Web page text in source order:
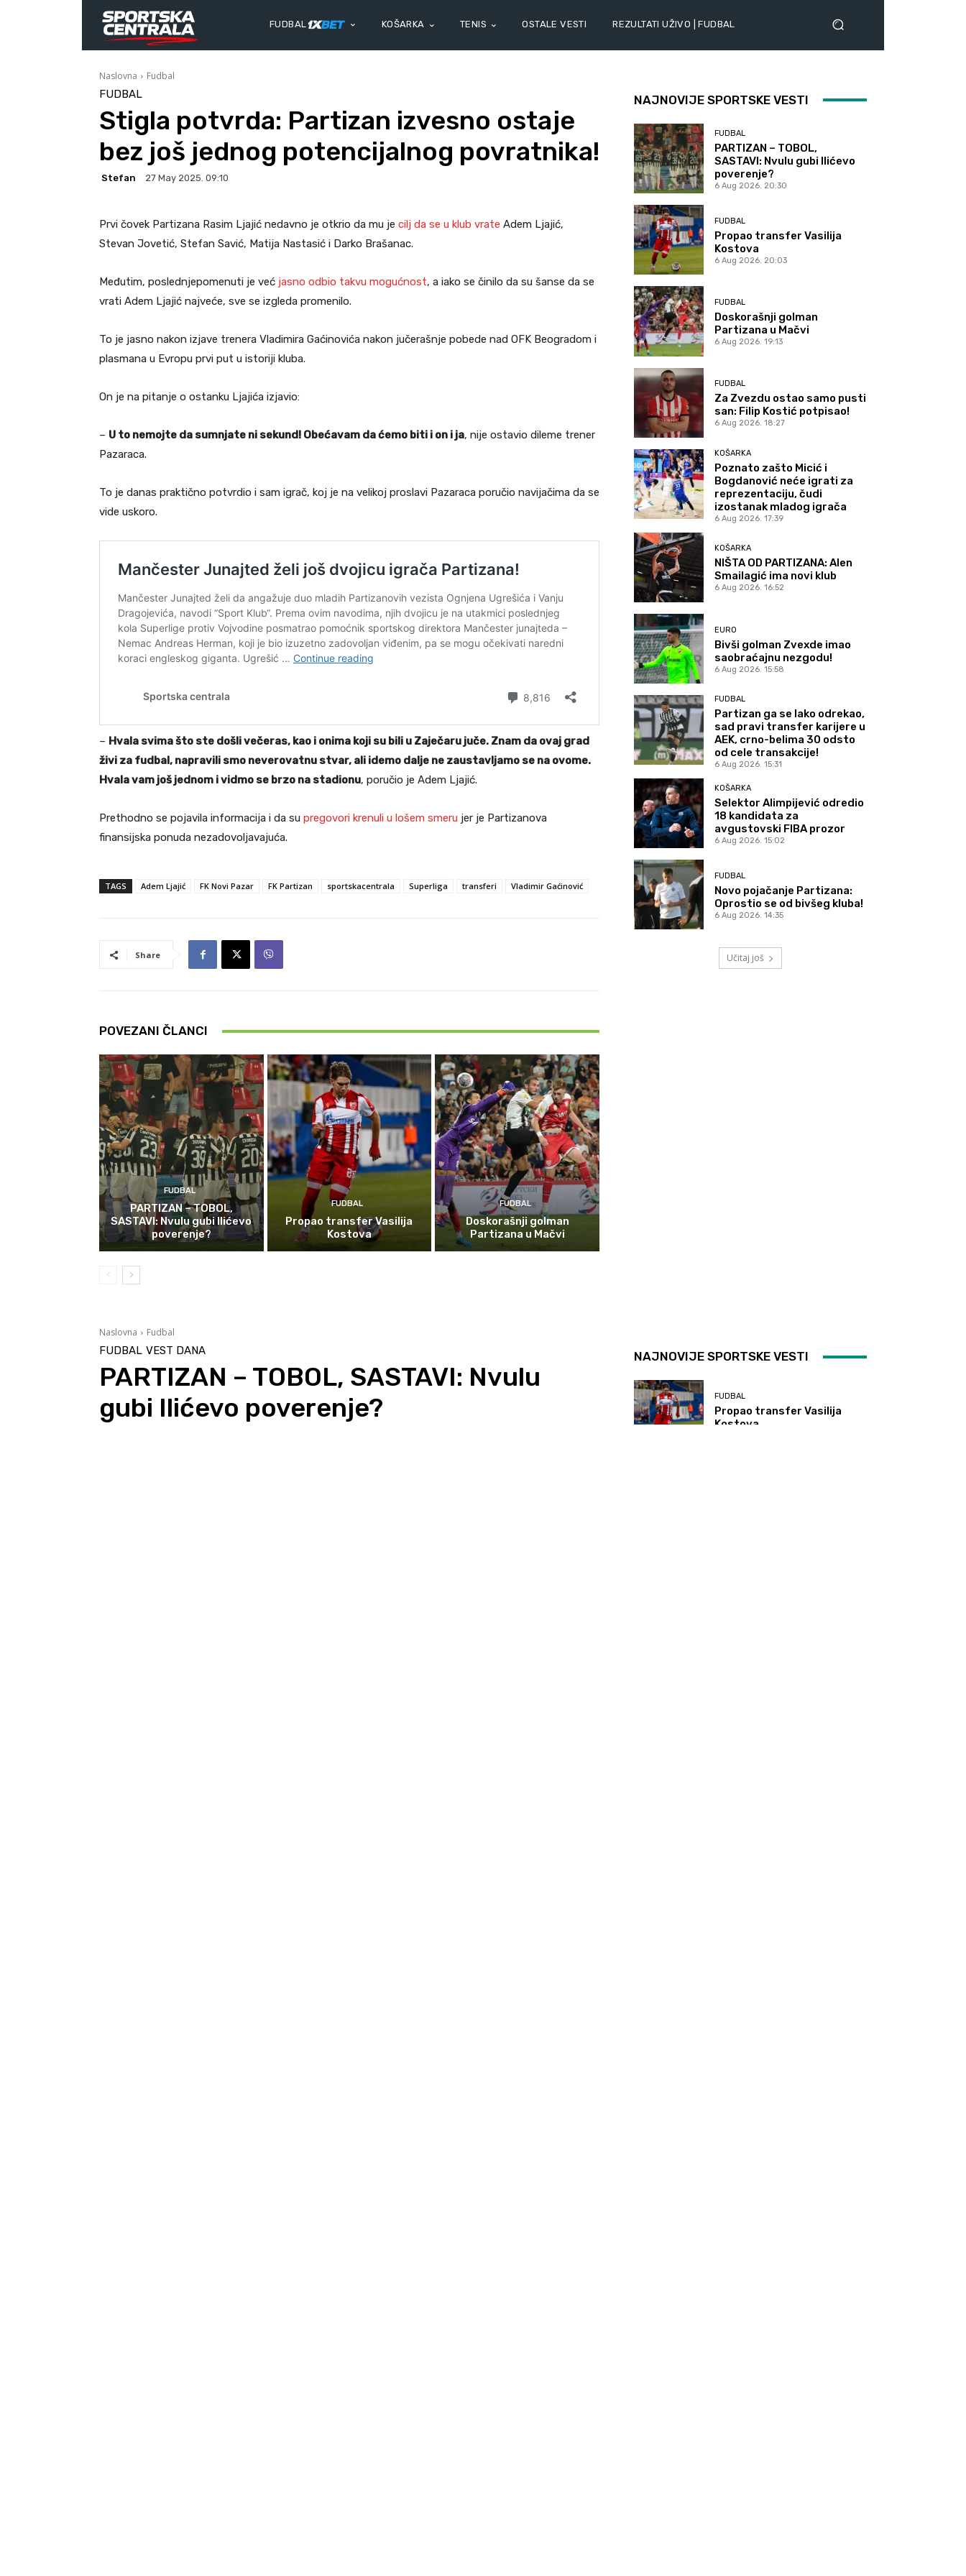
FUDBAL KOŠARKA TENIS OSTALE VESTI REZULTATI UŽIVO | FUDBAL
Naslovna Fudbal
FUDBAL
Stigla potvrda: Partizan izvesno ostaje
bez još jednog potencijalnog povratnika!
Stefan 27 May 2025. 09:10
Prvi čovek Partizana Rasim Ljajić nedavno je otkrio da mu je cilj da se u klub vrate Adem Ljajić,
Stevan Jovetić, Stefan Savić, Matija Nastasić i Darko Brašanac.
Međutim, poslednjepomenuti je već jasno odbio takvu mogućnost, a iako se činilo da su šanse da se
vrati Adem Ljajić najveće, sve se izgleda promenilo.
To je jasno nakon izjave trenera Vladimira Gaćinovića nakon jučerašnje pobede nad OFK Beogradom i
plasmana u Evropu prvi put u istoriji kluba.
On je na pitanje o ostanku Ljajića izjavio:
– U to nemojte da sumnjate ni sekund! Obećavam da ćemo biti i on i ja, nije ostavio dileme trener
Pazaraca.
To je danas praktično potvrdio i sam igrač, koj je na velikoj proslavi Pazaraca poručio navijačima da se
vide uskoro.
– Hvala svima što ste došli večeras, kao i onima koji su bili u Zaječaru juče. Znam da ovaj grad
živi za fudbal, napravili smo neverovatnu stvar, ali idemo dalje ne zaustavljamo se na ovome.
Hvala vam još jednom i vidmo se brzo na stadionu, poručio je Adem Ljajić.
Prethodno se pojavila informacija i da su pregovori krenuli u lošem smeru jer je Partizanova
finansijska ponuda nezadovoljavajuća.
TAGS Adem Ljajić FK Novi Pazar FK Partizan sportskacentrala Superliga transferi Vladimir Gaćinović
Share
POVEZANI ČLANCI
FUDBAL
PARTIZAN – TOBOL,
SASTAVI: Nvulu gubi Ilićevo
poverenje?
FUDBAL
Propao transfer Vasilija
Kostova
FUDBAL
Doskorašnji golman
Partizana u Mačvi
NAJNOVIJE SPORTSKE VESTI
FUDBAL
PARTIZAN – TOBOL,
SASTAVI: Nvulu gubi Ilićevo
poverenje?
6 Aug 2026. 20:30
FUDBAL
Propao transfer Vasilija
Kostova
6 Aug 2026. 20:03
FUDBAL
Doskorašnji golman
Partizana u Mačvi
6 Aug 2026. 19:13
FUDBAL
Za Zvezdu ostao samo pusti
san: Filip Kostić potpisao!
6 Aug 2026. 18:27
KOŠARKA
Poznato zašto Micić i
Bogdanović neće igrati za
reprezentaciju, čudi
izostanak mladog igrača
6 Aug 2026. 17:39
KOŠARKA
NIŠTA OD PARTIZANA: Alen
Smailagić ima novi klub
6 Aug 2026. 16:52
EURO
Bivši golman Zvexde imao
saobraćajnu nezgodu!
6 Aug 2026. 15:58
FUDBAL
Partizan ga se lako odrekao,
sad pravi transfer karijere u
AEK, crno-belima 30 odsto
od cele transakcije!
6 Aug 2026. 15:31
KOŠARKA
Selektor Alimpijević odredio
18 kandidata za
avgustovski FIBA prozor
6 Aug 2026. 15:02
FUDBAL
Novo pojačanje Partizana:
Oprostio se od bivšeg kluba!
6 Aug 2026. 14:35
Učitaj još